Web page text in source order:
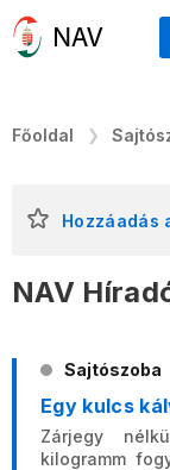
Főoldal
NAV
Hozzáadás
Sajtószoba
Egy kulcs
Zárjegy
kilogramm